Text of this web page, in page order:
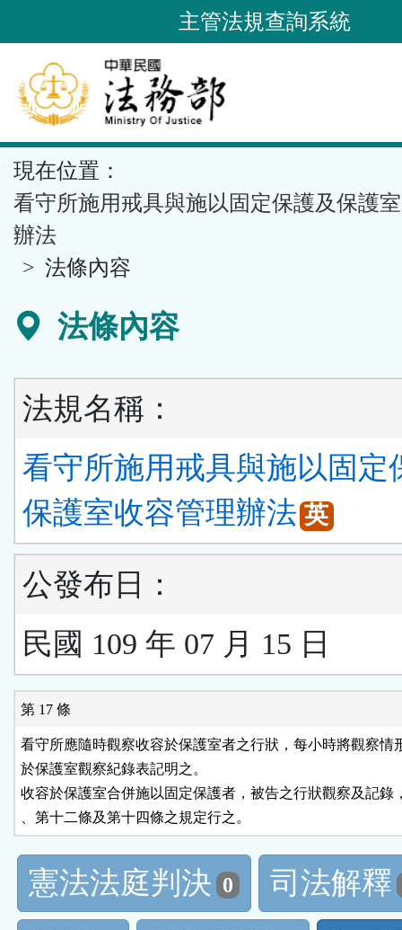
到
要
內
容
區
塊
主管法規查詢系統
現在位置：
看守所施用戒具與施以固定保護及保護
辦法
法條內容
法條內容
法規名稱：
看守所施用戒具與施以固定
保護室收容管理辦法 英
公發布日：
民國 109 年 07 月 15 日
第 17 條
看守所應隨時觀察收容於保護室者之行狀，每小時將觀察情
於保護室觀察紀錄表記明之。
收容於保護室合併施以固定保護者，被告之行狀觀察及記錄
、第十二條及第十四條之規定行之。
憲法法庭判決 0
司法解釋